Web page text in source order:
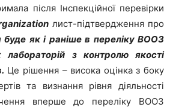
після Інспекційної перевірки
лист-підтвердження про
буде як і раніше в переліку ВООЗ
лабораторій з контролю якості
Це рішення – висока оцінка з боку
та визнання рівня діяльності
вперше до переліку ВООЗ